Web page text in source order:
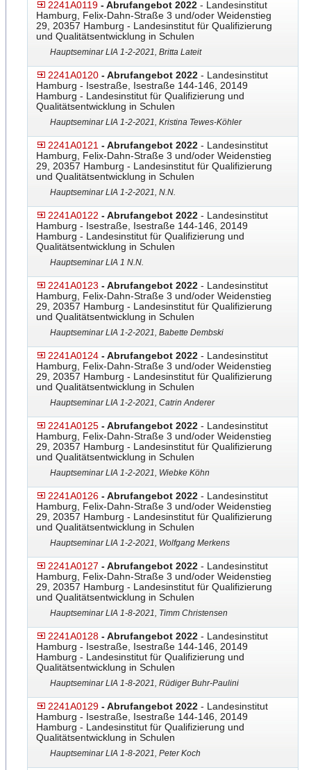
2241A0119 - Abrufangebot 2022 - Landesinstitut
Hamburg, Felix-Dahn-Straße 3 und/oder Weidenstieg
29, 20357 Hamburg - Landesinstitut für Qualifizierung
und Qualitätsentwicklung in Schulen
Hauptseminar LIA 1-2-2021, Britta Lateit
2241A0120 - Abrufangebot 2022 - Landesinstitut
Hamburg - Isestraße, Isestraße 144-146, 20149
Hamburg - Landesinstitut für Qualifizierung und
Qualitätsentwicklung in Schulen
Hauptseminar LIA 1-2-2021, Kristina Tewes-Köhler
2241A0121 - Abrufangebot 2022 - Landesinstitut
Hamburg, Felix-Dahn-Straße 3 und/oder Weidenstieg
29, 20357 Hamburg - Landesinstitut für Qualifizierung
und Qualitätsentwicklung in Schulen
Hauptseminar LIA 1-2-2021, N.N.
2241A0122 - Abrufangebot 2022 - Landesinstitut
Hamburg - Isestraße, Isestraße 144-146, 20149
Hamburg - Landesinstitut für Qualifizierung und
Qualitätsentwicklung in Schulen
Hauptseminar LIA 1 N.N.
2241A0123 - Abrufangebot 2022 - Landesinstitut
Hamburg, Felix-Dahn-Straße 3 und/oder Weidenstieg
29, 20357 Hamburg - Landesinstitut für Qualifizierung
und Qualitätsentwicklung in Schulen
Hauptseminar LIA 1-2-2021, Babette Dembski
2241A0124 - Abrufangebot 2022 - Landesinstitut
Hamburg, Felix-Dahn-Straße 3 und/oder Weidenstieg
29, 20357 Hamburg - Landesinstitut für Qualifizierung
und Qualitätsentwicklung in Schulen
Hauptseminar LIA 1-2-2021, Catrin Anderer
2241A0125 - Abrufangebot 2022 - Landesinstitut
Hamburg, Felix-Dahn-Straße 3 und/oder Weidenstieg
29, 20357 Hamburg - Landesinstitut für Qualifizierung
und Qualitätsentwicklung in Schulen
Hauptseminar LIA 1-2-2021, Wiebke Köhn
2241A0126 - Abrufangebot 2022 - Landesinstitut
Hamburg, Felix-Dahn-Straße 3 und/oder Weidenstieg
29, 20357 Hamburg - Landesinstitut für Qualifizierung
und Qualitätsentwicklung in Schulen
Hauptseminar LIA 1-2-2021, Wolfgang Merkens
2241A0127 - Abrufangebot 2022 - Landesinstitut
Hamburg, Felix-Dahn-Straße 3 und/oder Weidenstieg
29, 20357 Hamburg - Landesinstitut für Qualifizierung
und Qualitätsentwicklung in Schulen
Hauptseminar LIA 1-8-2021, Timm Christensen
2241A0128 - Abrufangebot 2022 - Landesinstitut
Hamburg - Isestraße, Isestraße 144-146, 20149
Hamburg - Landesinstitut für Qualifizierung und
Qualitätsentwicklung in Schulen
Hauptseminar LIA 1-8-2021, Rüdiger Buhr-Paulini
2241A0129 - Abrufangebot 2022 - Landesinstitut
Hamburg - Isestraße, Isestraße 144-146, 20149
Hamburg - Landesinstitut für Qualifizierung und
Qualitätsentwicklung in Schulen
Hauptseminar LIA 1-8-2021, Peter Koch